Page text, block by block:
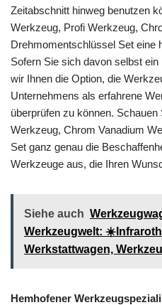
Zeitabschnitt hinweg benutzen
Werkzeug, Profi Werkzeug,
Drehmomentschlüssel Set eine
Sofern Sie sich davon selbst
wir Ihnen die Option, die
Unternehmens als erfahrene
überprüfen zu können.
Werkzeug, Chrom Vanadium
Set ganz genau die
Werkzeuge aus, die Ihren
Siehe auch
Werkzeugwelt:
Werkstattwagen,
Hemhofener